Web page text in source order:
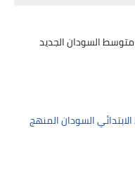
السودان الجديد
السودان المنهج